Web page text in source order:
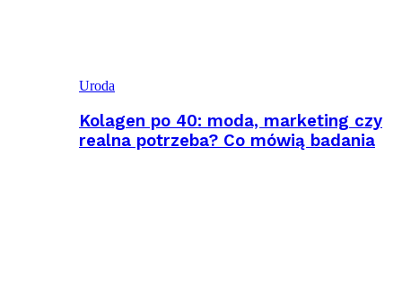
Uroda
Kolagen po 40: moda, marketing czy
realna potrzeba? Co mówią badania